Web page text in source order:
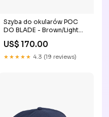
Szyba do okularów POC
DO BLADE - Brown/Light
Silver Mirror
ERP_ROZMIAR:ONE SIZE
US$ 170.00
★★★★★ 4.3 (19 reviews)